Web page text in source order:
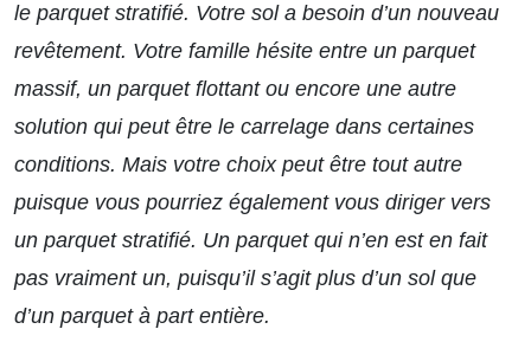
le parquet stratifié. Votre sol a besoin d’un nouveau
revêtement. Votre famille hésite entre un parquet
massif, un parquet flottant ou encore une autre
solution qui peut être le carrelage dans certaines
conditions. Mais votre choix peut être tout autre
puisque vous pourriez également vous diriger vers
un parquet stratifié. Un parquet qui n’en est en fait
pas vraiment un, puisqu’il s’agit plus d’un sol que
d’un parquet à part entière.